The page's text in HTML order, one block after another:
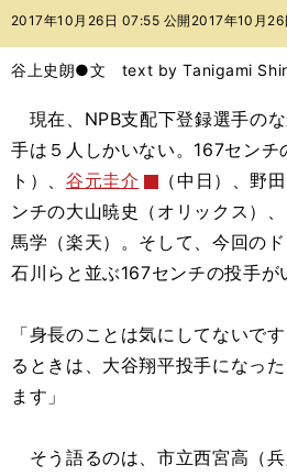
バ
2017年10月26日 07:55 公開 2017年10月26
谷上史朗●文 text by Tanigami
現在、NPB支配下登録選手の
手は５人しかいない。167センチ
ト）、 谷元圭介
（中日）、野
ンチの大山暁史（オリックス）
馬学（楽天）。そして、今回のド
石川らと並ぶ167センチの投手が
「身長のことは気にしてないで
るときは、大谷翔平投手になっ
ます」
そう語るのは、市立西宮高（